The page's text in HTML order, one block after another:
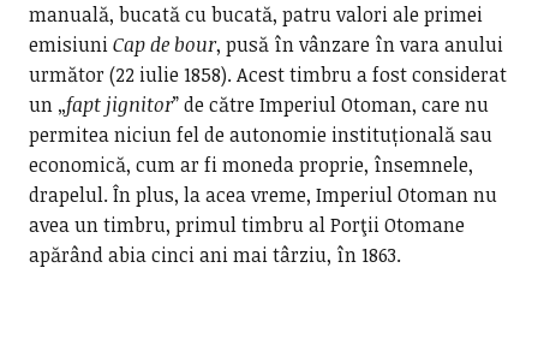
manuală, bucată cu bucată, patru valori ale primei
emisiuniCap de bour, pusă în vânzare în vara anului
următor (22 iulie 1858). Acest timbru a fost considerat
un „fapt jignitor” de către Imperiul Otoman, care nu
permitea niciun fel de autonomie instituțională sau
economică, cum ar fi moneda proprie, însemnele,
drapelul. În plus, la acea vreme, Imperiul Otoman nu
avea un timbru, primul timbru al Porţii Otomane
apărând abia cinci ani mai târziu, în 1863.